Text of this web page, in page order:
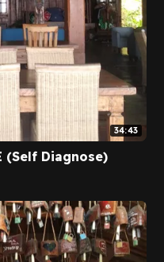
34:43
(Self Diagnose)